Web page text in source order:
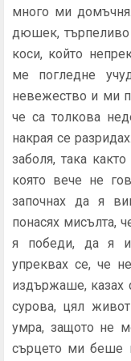
много ми
дюшек,
коси, който
ме погледне
невежество и ми
че са толкова
накрая се
заболя, така
която вече не
започнах да я
понасях мисълта,
я победи, да я
упреквах се, че
издържаше, казах
сурова, цял
умра, защото не
сърцето ми беше